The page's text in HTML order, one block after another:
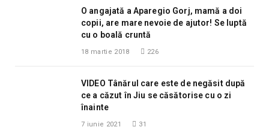
O angajată a Aparegio Gorj, mamă a doi
copii, are mare nevoie de ajutor! Se luptă
cu o boală cruntă
18 martie 2018 226
VIDEO Tânărul care este de negăsit după
ce a căzut în Jiu se căsătorise cu o zi
înainte
7 iunie 2021 31